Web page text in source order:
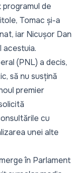
programul de
Tomac și-a
iar Nicușor Dan
acestuia.
(PNL) a decis,
să nu susțină
premier
cu
unei alte
în Parlament